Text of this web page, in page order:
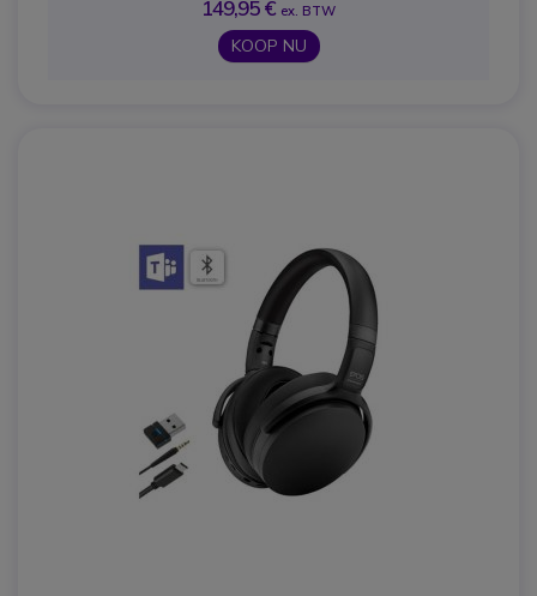
149,95 € ex. BTW
KOOP NU